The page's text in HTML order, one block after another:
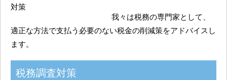
対策
我々は税務の専門家として、
適正な方法で支払う必要のない税金の削減策をアドバイスし
ます。
税務調査対策